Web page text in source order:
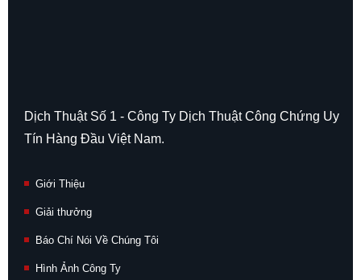
Dịch Thuật Số 1 - Công Ty Dịch Thuật Công Chứng Uy
Tín Hàng Đầu Việt Nam.
Giới Thiệu
Giải thưởng
Báo Chí Nói Về Chúng Tôi
Hình Ảnh Công Ty